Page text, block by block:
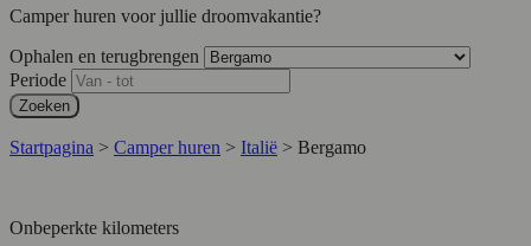
Camper huren voor jullie droomvakantie?
Ophalen en terugbrengen
Periode
Zoeken
Startpagina > Camper huren > Italië > Bergamo
Onbeperkte kilometers